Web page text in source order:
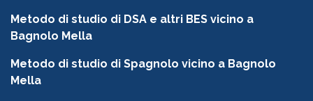
Metodo di studio di DSA e altri BES vicino a
Bagnolo Mella
Metodo di studio di Spagnolo vicino a Bagnolo
Mella